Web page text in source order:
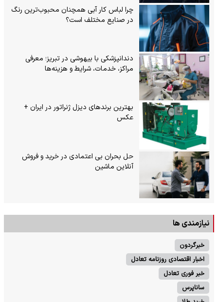
چرا لباس کار آبی همچنان محبوب‌ترین رنگ
در صنایع مختلف است؟
دندانپزشکی با بیهوشی در تبریز؛ معرفی
مراکز، خدمات، شرایط و هزینه‌ها
بهترین برندهای دیزل ژنراتور در ایران +
عکس
حل بحران بی‌ اعتمادی در خرید و فروش
آنلاین ماشین
نیازمندی ها
خبرگردون
اخبار اقتصادی روزنامه تعادل
خبر فوری تعادل
ساناپرس